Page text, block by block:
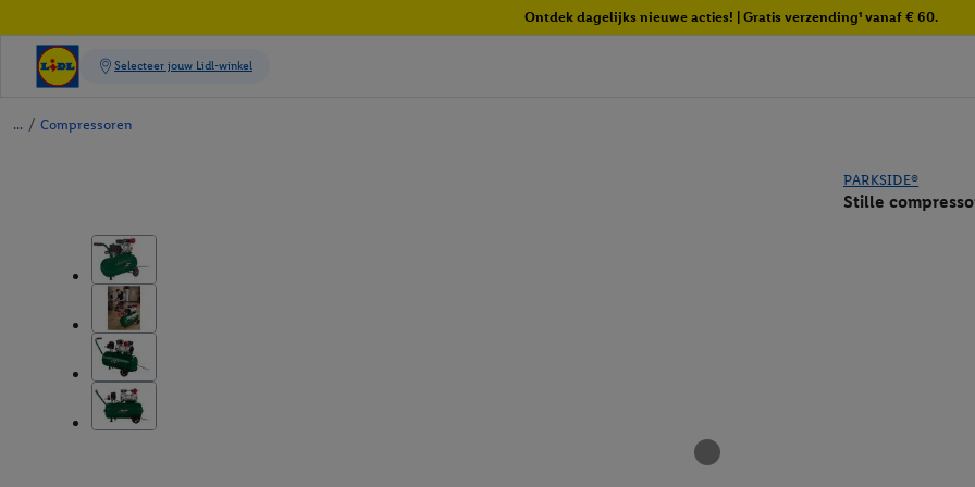
Ontdek dagelijks nieuwe acties! | Gratis verzending¹ vanaf € 60.
/ Compressoren
PARKSIDE®
Stille